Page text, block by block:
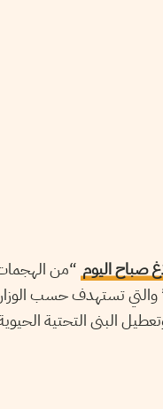
صباح اليوم “من الهجمات
والتي تستهدف حسب
البنى التحتية